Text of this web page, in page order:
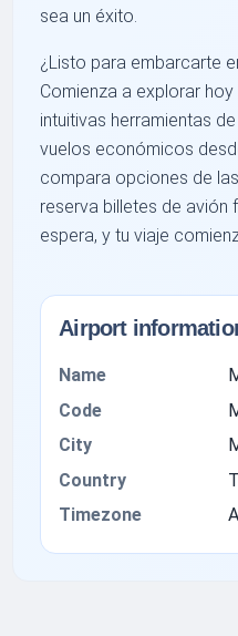
sea un éxito.
¿Listo para embarcarte
Comienza a explorar
intuitivas herramientas
vuelos económicos
compara opciones de
reserva billetes de avión
espera, y tu viaje
Airport
Name
Code
City
Country
Timezone